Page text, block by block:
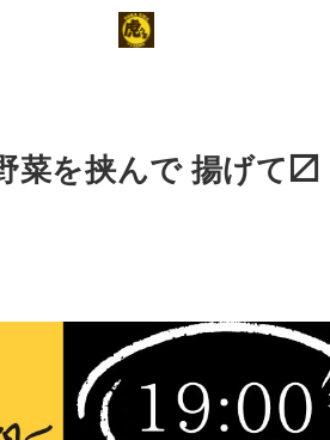
菜を挟んで 揚げて〼